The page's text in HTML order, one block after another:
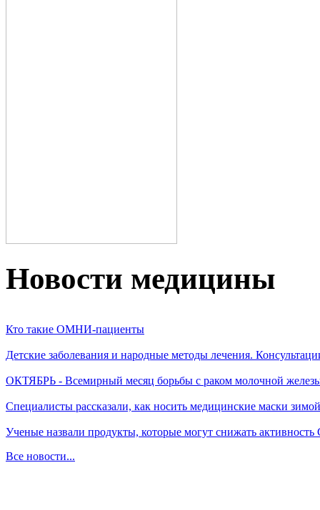
Новости медицины
Кто такие ОМНИ-пациенты
Детские заболевания и народные методы лечения.
ОКТЯБРЬ - Всемирный месяц борьбы с раком молочной
Специалисты рассказали, как носить медицинские маски зимой
Ученые назвали продукты, которые могут снижать
Все новости...